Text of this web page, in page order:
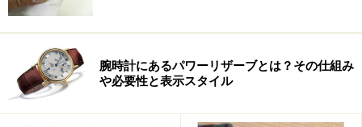
腕時計にあるパワーリザーブとは？その仕組み
や必要性と表示スタイル